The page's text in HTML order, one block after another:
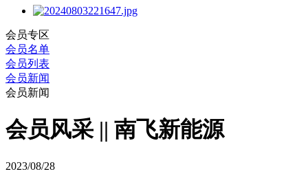
会员专区
会员名单
会员列表
会员新闻
会员新闻
会员风采 || 南飞新能源
2023/08/28